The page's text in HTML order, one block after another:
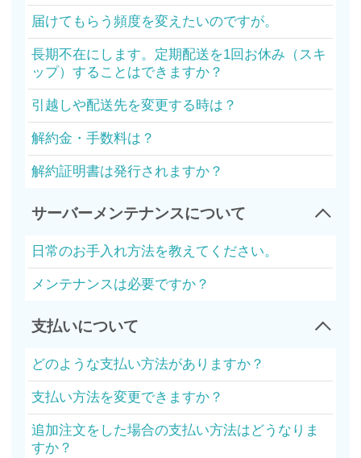
届けてもらう頻度を変えたいのですが。
長期不在にします。定期配送を1回お休み（スキ
ップ）することはできますか？
引越しや配送先を変更する時は？
解約金・手数料は？
解約証明書は発行されますか？
サーバーメンテナンスについて
日常のお手入れ方法を教えてください。
メンテナンスは必要ですか？
支払いについて
どのような支払い方法がありますか？
支払い方法を変更できますか？
追加注文をした場合の支払い方法はどうなりま
すか？